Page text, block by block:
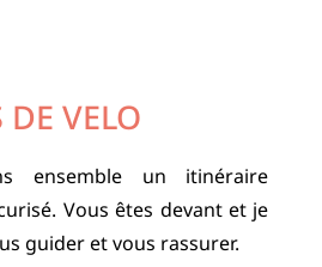
VELO
ensemble un itinéraire
Vous êtes devant et je
guider et vous rassurer.